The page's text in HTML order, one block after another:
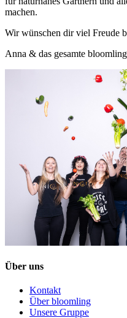
machen.
Wir wünschen dir viel Freude
Anna & das gesamte
Über uns
Kontakt
Über bloomling
Unsere Gruppe